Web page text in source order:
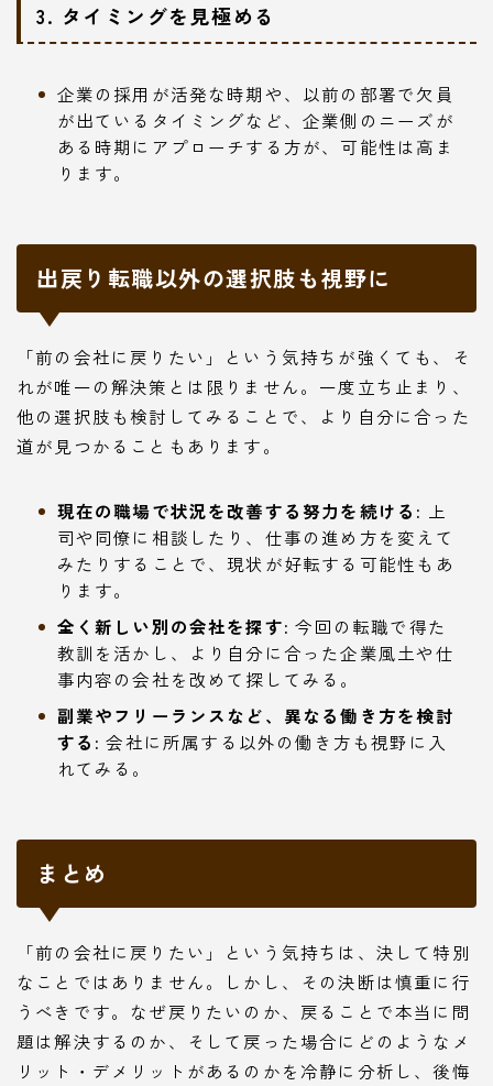
3. タイミングを見極める
企業の採用が活発な時期や、以前の部署で欠員
が出ているタイミングなど、企業側のニーズが
ある時期にアプローチする方が、可能性は高ま
ります。
出戻り転職以外の選択肢も視野に
「前の会社に戻りたい」という気持ちが強くても、そ
れが唯一の解決策とは限りません。一度立ち止まり、
他の選択肢も検討してみることで、より自分に合った
道が見つかることもあります。
現在の職場で状況を改善する努力を続ける:
上
司や同僚に相談したり、仕事の進め方を変えて
みたりすることで、現状が好転する可能性もあ
ります。
全く新しい別の会社を探す: 今回の転職で得た
教訓を活かし、より自分に合った企業風土や仕
事内容の会社を改めて探してみる。
副業やフリーランスなど、異なる働き方を検討
する: 会社に所属する以外の働き方も視野に入
れてみる。
まとめ
「前の会社に戻りたい」という気持ちは、決して特別
なことではありません。しかし、その決断は慎重に行
うべきです。なぜ戻りたいのか、戻ることで本当に問
題は解決するのか、そして戻った場合にどのようなメ
リット・デメリットがあるのかを冷静に分析し、後悔